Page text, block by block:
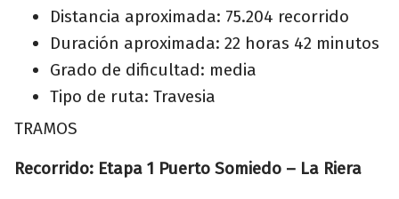
Distancia aproximada: 75.204 recorrido
Duración aproximada: 22 horas 42 minutos
Grado de dificultad: media
Tipo de ruta: Travesia
TRAMOS
Recorrido: Etapa 1 Puerto Somiedo – La Riera